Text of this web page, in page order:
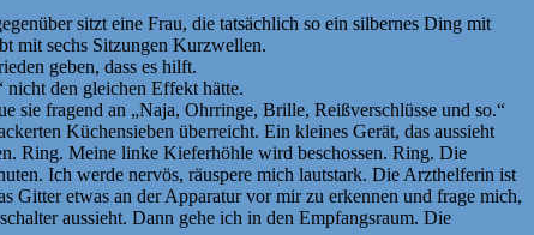
sitzt eine Frau, die tatsächlich so ein silbernes Ding mit
mit sechs Sitzungen Kurzwellen.
geben, dass es hilft.
den gleichen Effekt hätte.
sie fragend an „Naja, Ohrringe, Brille, Reißverschlüsse und so.“
Küchensieben überreicht. Ein kleines Gerät, das aussieht
Ring. Meine linke Kieferhöhle wird beschossen. Ring. Die
Ich werde nervös, räuspere mich lautstark. Die Arzthelferin ist
Gitter etwas an der Apparatur vor mir zu erkennen und frage mich,
aussieht. Dann gehe ich in den Empfangsraum. Die